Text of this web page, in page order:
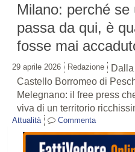
Milano: perché se
passa da qui, è
fosse mai
29 aprile 2026 Redazione
Castello Borromeo di
Melegnano: il free press
viva di un territorio
Attualità Commenta